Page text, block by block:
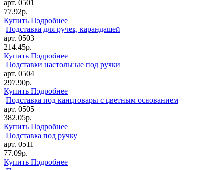
арт. 0501
77.92р.
Купить Подробнее
Подставка для ручек, карандашей
арт. 0503
214.45р.
Купить Подробнее
Подставки настольные под ручки
арт. 0504
297.90р.
Купить Подробнее
Подставка под канцтовары с цветным основанием
арт. 0505
382.05р.
Купить Подробнее
Подставка под ручку
арт. 0511
77.09р.
Купить Подробнее